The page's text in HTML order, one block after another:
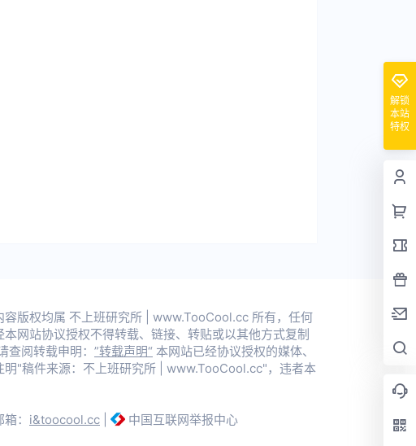
解锁
本站
特权
容版权均属 不上班研究所 | www.TooCool.cc 所有，任何
网站协议授权不得转载、链接、转贴或以其他方式复制
阅转载申明： ”转载声明“ 本网站已经协议授权的媒体、
明"稿件来源：不上班研究所 | www.TooCool.cc"，违者本
： i&toocool.cc 中国互联网举报中心